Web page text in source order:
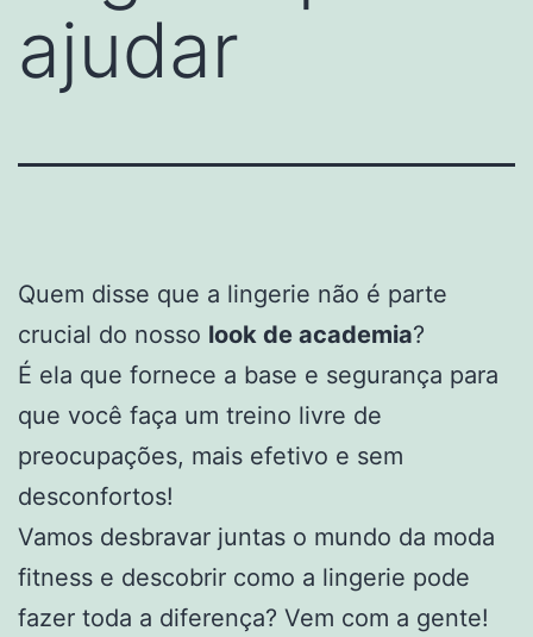
ajudar
Quem disse que a lingerie não é parte
crucial do nosso look de academia?
É ela que fornece a base e segurança para
que você faça um treino livre de
preocupações, mais efetivo e sem
desconfortos!
Vamos desbravar juntas o mundo da moda
fitness e descobrir como a lingerie pode
fazer toda a diferença? Vem com a gente!